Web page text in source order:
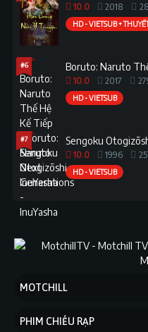
10.0 2018
HD - VIETSUB +
#6 Boruto: Naruto
10.0 2017
HD - VIETSUB
#7 Sengoku
10.0 1996
HD - VIETSUB
MOTCHILL
PHIM CHIẾU RẠP